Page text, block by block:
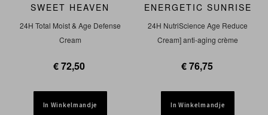
SWEET HEAVEN
24H Total Moist & Age Defense
Cream
€ 72,50
In Winkelmandje
ENERGETIC SUNRISE
24H NutriScience Age Reduce
Cream] anti-aging crème
€ 76,75
In Winkelmandje